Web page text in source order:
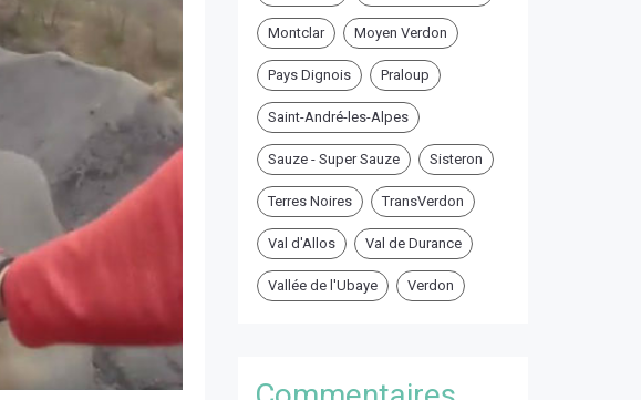
Montclar Moyen Verdon
Pays Dignois Praloup
Saint-André-les-Alpes
Sauze - Super Sauze Sisteron
Terres Noires TransVerdon
Val d'Allos Val de Durance
Vallée de l'Ubaye Verdon